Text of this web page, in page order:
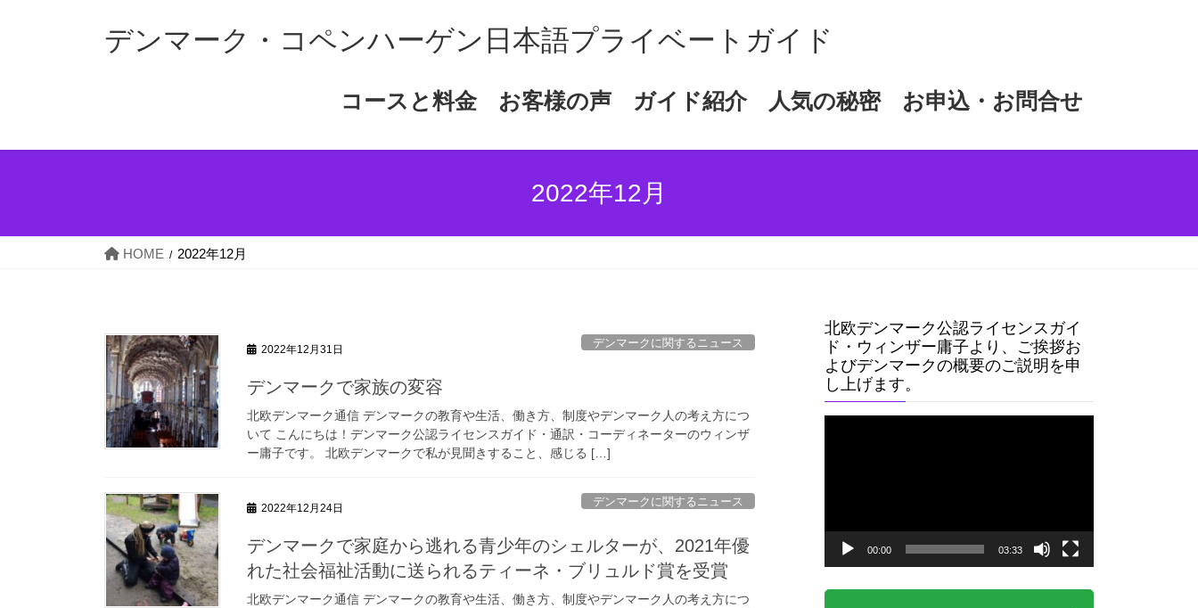
へ
ョ
デンマーク・コペンハーゲン日本語プライベートガイド
コースと料金 お客様の声 ガイド紹介 人気の秘密 お申込・お問合せ
2022年12月
HOME 2022年12月
2022年12月31日
デンマークに関するニュース
デンマークで家族の変容
北欧デンマーク通信 デンマークの教育や生活、働き方、制度やデンマーク人の考え方につ
いて こんにちは！デンマーク公認ライセンスガイド・通訳・コーディネーターのウィンザ
ー庸子です。 北欧デンマークで私が見聞きすること、感じる […]
2022年12月24日
デンマークに関するニュース
デンマークで家庭から逃れる青少年のシェルターが、2021年優
れた社会福祉活動に送られるティーネ・ブリュルド賞を受賞
北欧デンマーク通信 デンマークの教育や生活、働き方、制度やデンマーク人の考え方につ
北欧デンマーク公認ライセンスガイ
ド・ウィンザー庸子より、ご挨拶お
よびデンマークの概要のご説明を申
し上げます。
ー
ー
00:00 03:33